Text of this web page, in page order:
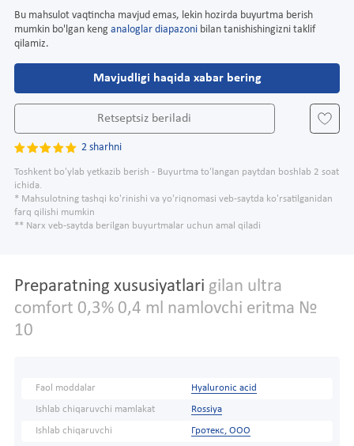
Bu mahsulot vaqtincha mavjud emas, lekin hozirda buyurtma berish
mumkin bo'lgan keng analoglar diapazoni bilan tanishishingizni taklif
qilamiz.
Mavjudligi haqida xabar bering
Retseptsiz beriladi
2 sharhni
Toshkent bo'ylab yetkazib berish - Buyurtma to'langan paytdan boshlab 2 soat
ichida.
* Mahsulotning tashqi ko'rinishi va yo'riqnomasi veb-saytda ko'rsatilganidan
farq qilishi mumkin
** Narx veb-saytda berilgan buyurtmalar uchun amal qiladi
Preparatning xususiyatlari gilan ultra
comfort 0,3% 0,4 ml namlovchi eritma №
10
Faol moddalar Hyaluronic acid
Ishlab chiqaruvchi mamlakat Rossiya
Ishlab chiqaruvchi Гротекс, ООО